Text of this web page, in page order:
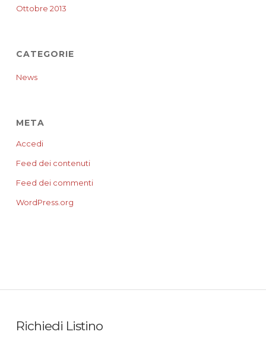
Ottobre 2013
CATEGORIE
News
META
Accedi
Feed dei contenuti
Feed dei commenti
WordPress.org
Richiedi Listino